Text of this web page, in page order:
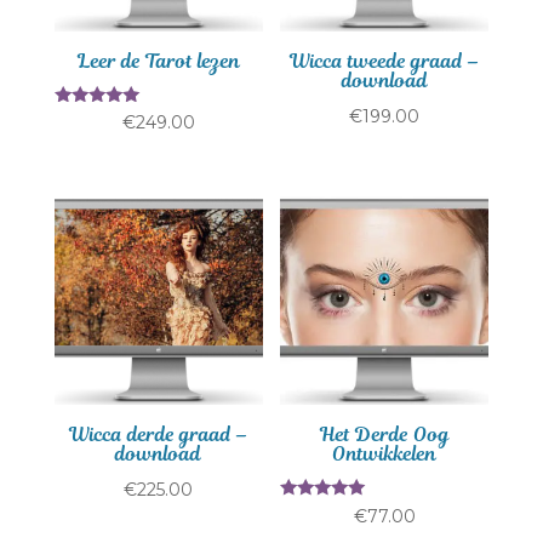
Leer de Tarot lezen
Gewaardeerd
€249.00
Wicca tweede graad –
download
€199.00
Wicca derde graad –
download
€225.00
Het Derde Oog
Ontwikkelen
Gewaardeerd
€77.00